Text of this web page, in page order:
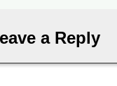
a Reply